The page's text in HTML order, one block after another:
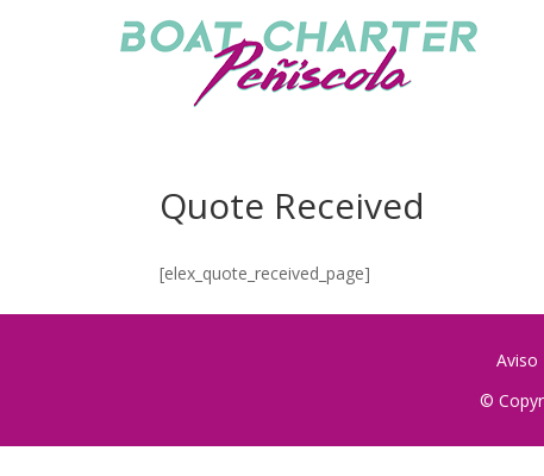
Quote Received
[elex_quote_received_page]
Aviso
©